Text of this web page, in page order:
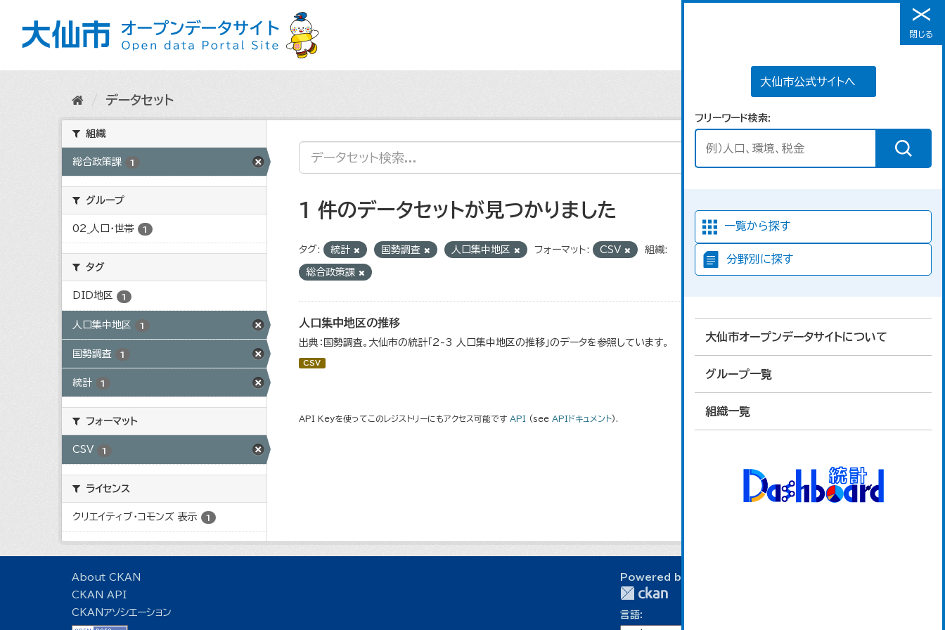
メニュー
大仙市公式サイトへ
フリーワード検索
一覧から探す
分野別に探す
大仙市オープンデータサイトについて
グループ一覧
組織一覧
閉じる
データセット
組織
総合政策課 1
グループ
02_人口・世帯 1
タグ
DID地区 1
人口集中地区 1
国勢調査 1
統計 1
フォーマット
CSV 1
ライセンス
クリエイティブ・コモンズ 表示 1
1 件のデータセットが見つかりました
タグ: 統計 国勢調査 人口集中地区 フォーマット: CSV 組織:
総合政策課
人口集中地区の推移
出典：国勢調査。大仙市の統計「2-3 人口集中地区の推移」のデータを参照しています。
CSV
API Keyを使ってこのレジストリーにもアクセス可能です API (see APIドキュメント).
About CKAN
CKAN API
CKANアソシエーション
Powered by
言語